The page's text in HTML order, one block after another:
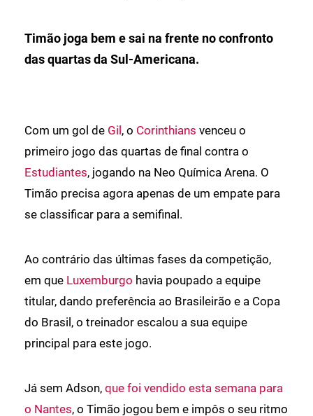
Timão joga bem e sai na frente no confronto
das quartas da Sul-Americana.
Com um gol de Gil, o Corinthians venceu o
primeiro jogo das quartas de final contra o
Estudiantes, jogando na Neo Química Arena. O
Timão precisa agora apenas de um empate para
se classificar para a semifinal.
Ao contrário das últimas fases da competição,
em que Luxemburgo havia poupado a equipe
titular, dando preferência ao Brasileirão e a Copa
do Brasil, o treinador escalou a sua equipe
principal para este jogo.
Já sem Adson, que foi vendido esta semana para
o Nantes, o Timão jogou bem e impôs o seu ritmo